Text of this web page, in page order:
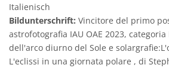
Italienisch
Bildunterschrift: Vincitore del primo
astrofotografia IAU OAE 2023,
dell'arco diurno del Sole e
L'eclissi in una giornata polare , di